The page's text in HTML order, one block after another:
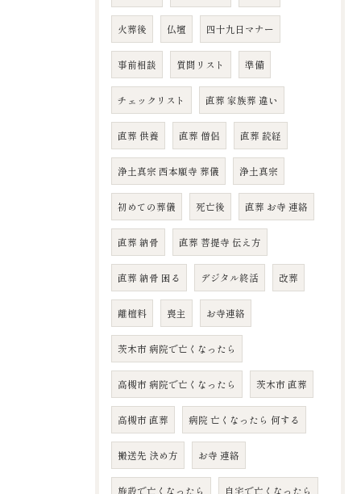
火葬後 仏壇 四十九日マナー
事前相談 質問リスト 準備
チェックリスト 直葬 家族葬 違い
直葬 供養 直葬 僧侶 直葬 読経
浄土真宗 西本願寺 葬儀 浄土真宗
初めての葬儀 死亡後 直葬 お寺 連絡
直葬 納骨 直葬 菩提寺 伝え方
直葬 納骨 困る デジタル終活 改葬
離檀料 喪主 お寺連絡
茨木市 病院で亡くなったら
高槻市 病院で亡くなったら 茨木市 直葬
高槻市 直葬 病院 亡くなったら 何する
搬送先 決め方 お寺 連絡
施設で亡くなったら 自宅で亡くなったら